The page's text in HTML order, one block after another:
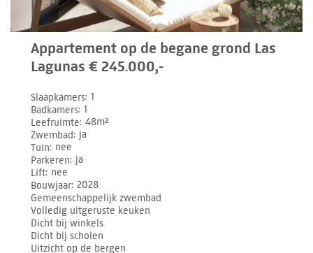
Appartement op de begane grond Las
Lagunas € 245.000,-
Slaapkamers 1
Badkamers 1
Leefruimte 48m²
Zwembad ja
Tuin nee
Parkeren ja
Lift nee
Bouwjaar 2028
Gemeenschappelijk zwembad
Volledig uitgeruste keuken
Dicht bij winkels
Dicht bij scholen
Uitzicht op de bergen